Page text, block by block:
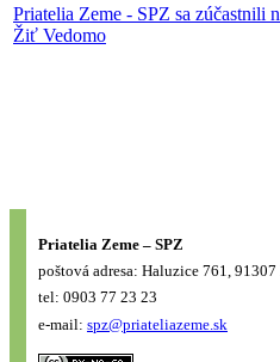
Priatelia Zeme - SPZ sa zúčastnili
Žiť Vedomo
Priatelia Zeme – SPZ
poštová adresa: Haluzice 761,
tel: 0903 77 23 23
e-mail: spz@priateliazeme.sk